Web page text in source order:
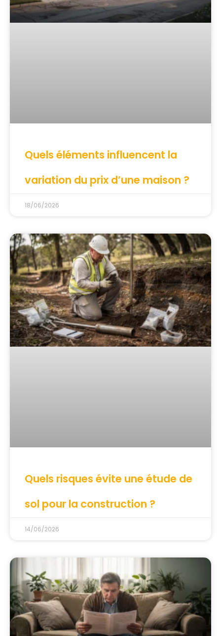
Quels éléments influencent la
variation du prix d’une maison ?
18/06/2026
Quels risques évite une étude de
sol pour la construction ?
14/06/2026